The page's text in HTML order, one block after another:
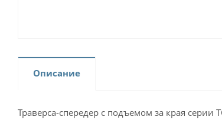
Описание
Траверса-спередер с подъемом за края